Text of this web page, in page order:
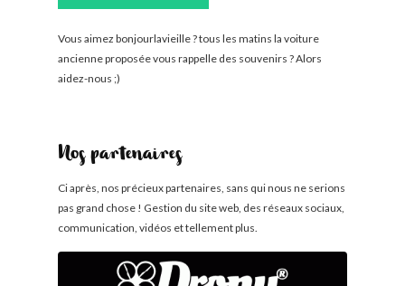
Vous aimez bonjourlavieille ? tous les matins la voiture
ancienne proposée vous rappelle des souvenirs ? Alors
aidez-nous ;)
Nos partenaires
Ci après, nos précieux partenaires, sans qui nous ne serions
pas grand chose ! Gestion du site web, des réseaux sociaux,
communication, vidéos et tellement plus.